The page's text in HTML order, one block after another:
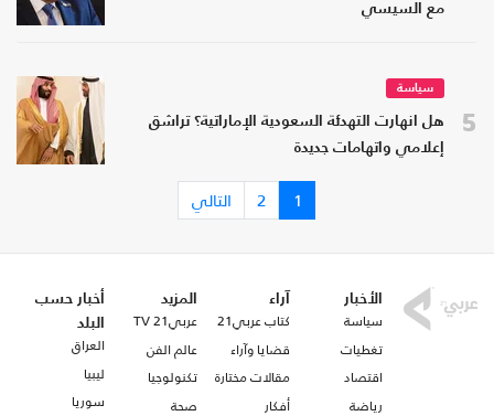
مع السيسي
5
سياسة
هل انهارت التهدئة السعودية الإماراتية؟ تراشق
إعلامي واتهامات جديدة
1
2 التالي
الأخبار
سياسة
تغطيات
اقتصاد
رياضة
آراء
كتاب عربي21
قضايا وآراء
مقالات مختارة
أفكار
المزيد
عربي21 TV
عالم الفن
تكنولوجيا
صحة
أخبار حسب
البلد
العراق
ليبيا
سوريا